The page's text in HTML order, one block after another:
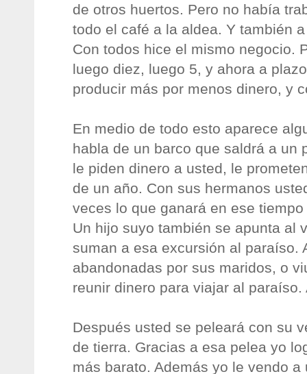
de otros huertos. Pero no había
todo el café a la aldea. Y también
Con todos hice el mismo negocio.
luego diez, luego 5, y ahora a
producir más por menos dinero, y
En medio de todo esto aparece
habla de un barco que saldrá a un
le piden dinero a usted, le
de un año. Con sus hermanos
veces lo que ganará en ese
Un hijo suyo también se apunta al
suman a esa excursión al paraíso.
abandonadas por sus maridos, o
reunir dinero para viajar al
Después usted se peleará con su
de tierra. Gracias a esa pelea yo
más barato. Además yo le vendo